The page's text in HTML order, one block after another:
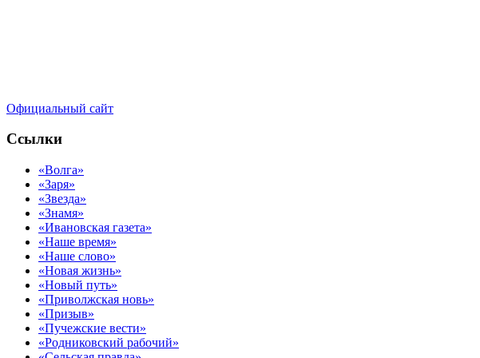
Официальный сайт
Ссылки
«Волга»
«Заря»
«Звезда»
«Знамя»
«Ивановская газета»
«Наше время»
«Наше слово»
«Новая жизнь»
«Новый путь»
«Приволжская новь»
«Призыв»
«Пучежские вести»
«Родниковский рабочий»